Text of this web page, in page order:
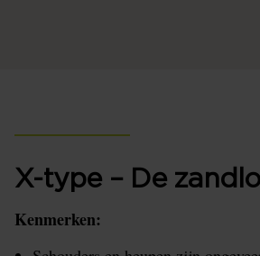
X-type – De
Kenmerken: